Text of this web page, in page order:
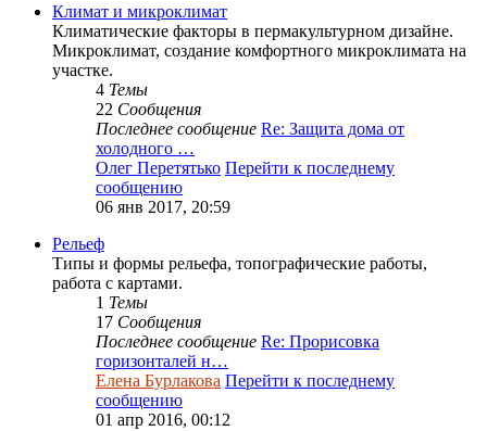
Климат и микроклимат
Климатические факторы в пермакультурном дизайне.
Микроклимат, создание комфортного микроклимата на
участке.
4 Темы
22 Сообщения
Последнее сообщение Re: Защита дома от
холодного …
Олег Перетятько Перейти к последнему
сообщению
06 янв 2017, 20:59
Рельеф
Типы и формы рельефа, топографические работы,
работа с картами.
1 Темы
17 Сообщения
Последнее сообщение Re: Прорисовка
горизонталей н…
Елена Бурлакова Перейти к последнему
сообщению
01 апр 2016, 00:12